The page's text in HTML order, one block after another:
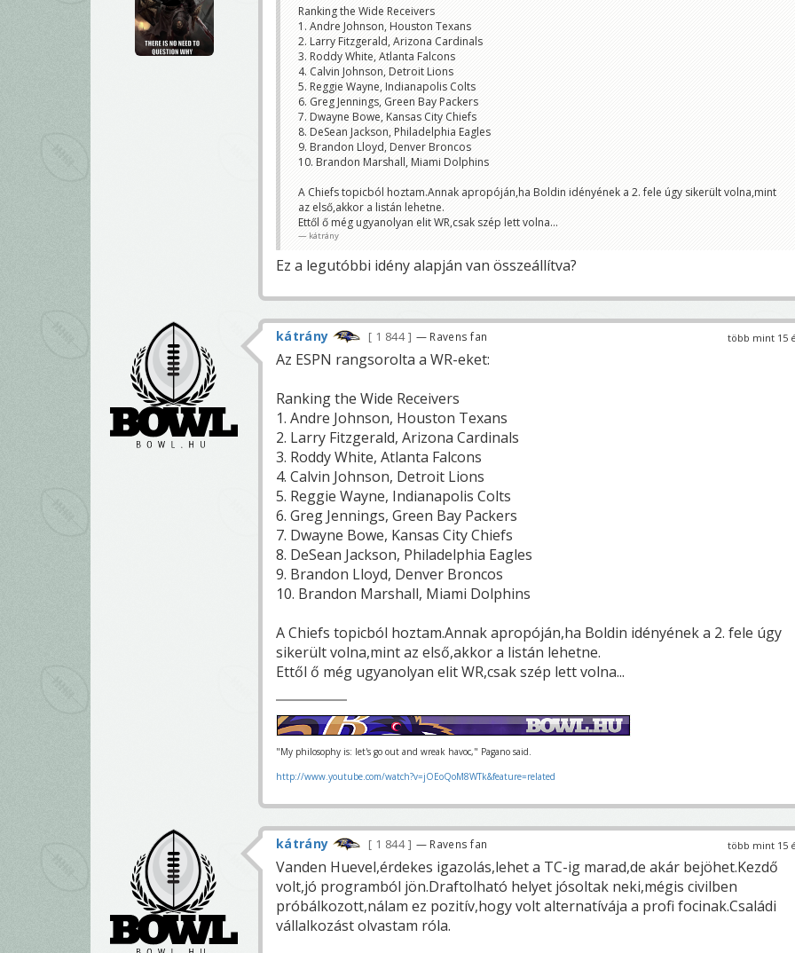
Ranking the Wide Receivers
1. Andre Johnson, Houston Texans
2. Larry Fitzgerald, Arizona Cardinals
3. Roddy White, Atlanta Falcons
4. Calvin Johnson, Detroit Lions
5. Reggie Wayne, Indianapolis Colts
6. Greg Jennings, Green Bay Packers
7. Dwayne Bowe, Kansas City Chiefs
8. DeSean Jackson, Philadelphia Eagles
9. Brandon Lloyd, Denver Broncos
10. Brandon Marshall, Miami Dolphins
A Chiefs topicból hoztam.Annak apropóján,ha Boldin idényének a 2. fele úgy sikerült volna,mint
az első,akkor a listán lehetne.
Ettől ő még ugyanolyan elit WR,csak szép lett volna...
kátrány
Ez a legutóbbi idény alapján van összeállítva?
több mint 15
kátrány 1 844 — Ravens fan
Az ESPN rangsorolta a WR-eket:
Ranking the Wide Receivers
1. Andre Johnson, Houston Texans
2. Larry Fitzgerald, Arizona Cardinals
3. Roddy White, Atlanta Falcons
4. Calvin Johnson, Detroit Lions
5. Reggie Wayne, Indianapolis Colts
6. Greg Jennings, Green Bay Packers
7. Dwayne Bowe, Kansas City Chiefs
8. DeSean Jackson, Philadelphia Eagles
9. Brandon Lloyd, Denver Broncos
10. Brandon Marshall, Miami Dolphins
A Chiefs topicból hoztam.Annak apropóján,ha Boldin idényének a 2. fele úgy
sikerült volna,mint az első,akkor a listán lehetne.
Ettől ő még ugyanolyan elit WR,csak szép lett volna...
"My philosophy is: let's go out and wreak havoc," Pagano said.
http://www.youtube.com/watch?v=jOEoQoM8WTk&feature=related
több mint 15
kátrány 1 844 — Ravens fan
Vanden Huevel,érdekes igazolás,lehet a TC-ig marad,de akár bejöhet.Kezdő
volt,jó programból jön.Draftolható helyet jósoltak neki,mégis civilben
próbálkozott,nálam ez pozitív,hogy volt alternatívája a profi focinak.Családi
vállalkozást olvastam róla.